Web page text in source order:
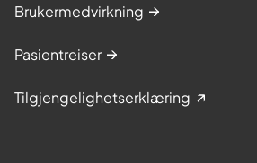
Brukermedvirkning
Pasientreiser
Tilgjengelighetserklæring